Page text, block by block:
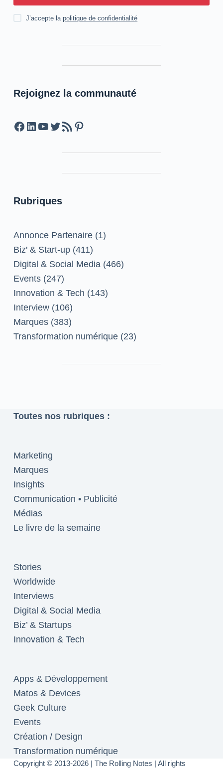
J’accepte lapolitique de confidentialité
Rejoignez la communauté
Facebook
LinkedIn
YouTube
Twitter
Feed RSSPinterest
Rubriques
Annonce Partenaire(1)
Biz' & Start-up(411)
Digital & Social Media (466)
Events(247)
Innovation & Tech (143)
Interview(106)
Marques(383)
Transformation numérique(23)
Toutes nos rubriques :
Marketing
Marques
Insights
Communication • Publicité
Médias
Le livre de la semaine
Stories
Worldwide
Interviews
Digital & Social Media
Biz’ & Startups
Innovation & Tech
Apps & Développement
Matos & Devices
Geek Culture
Events
Création / Design
Transformation numérique
Copyright © 2013-2026 | The Rolling Notes | All rights